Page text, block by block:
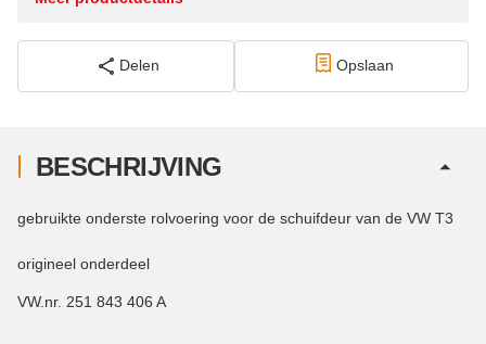
Delen Opslaan
BESCHRIJVING
gebruikte onderste rolvoering voor de schuifdeur van de VW T3
origineel onderdeel
VW.nr. 251 843 406 A